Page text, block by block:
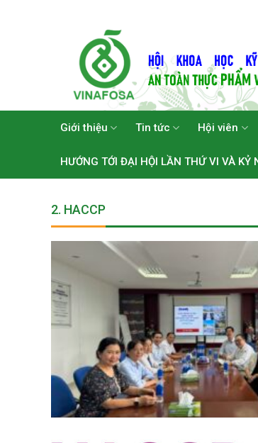
Giới thiệu Tin tức Hội viên
HƯỚNG TỚI ĐẠI HỘI LẦN THỨ VI VÀ
2. HACCP